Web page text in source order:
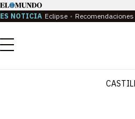
ES NOTICIA Eclipse
Menú